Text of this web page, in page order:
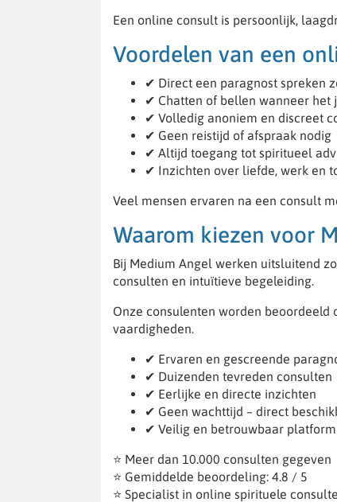
Een online consult is persoonlijk,
Voordelen van een
✔ Direct een paragnost spreken
✔ Chatten of bellen wanneer het
✔ Volledig anoniem en discreet
✔ Geen reistijd of afspraak nodig
✔ Altijd toegang tot spiritueel
✔ Inzichten over liefde, werk en
Veel mensen ervaren na een consult
Waarom kiezen voor
Bij Medium Angel werken uitsluitend
consulten en intuïtieve begeleiding.
Onze consulenten worden
vaardigheden.
✔ Ervaren en gescreende
✔ Duizenden tevreden consulten
✔ Eerlijke en directe inzichten
✔ Geen wachttijd – direct
✔ Veilig en betrouwbaar platform
⭐ Meer dan 10.000 consulten gegeven
⭐ Gemiddelde beoordeling: 4.8 / 5
⭐ Specialist in online spirituele